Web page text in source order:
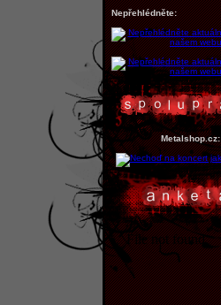
Nepřehlédněte:
Metalshop.cz: